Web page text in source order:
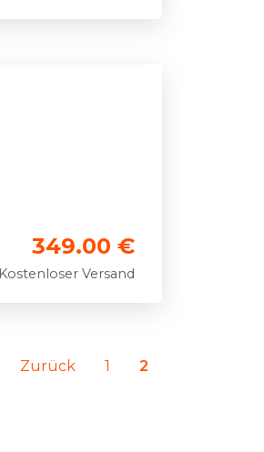
349.00 €
Kostenloser Versand
Zurück 1 2